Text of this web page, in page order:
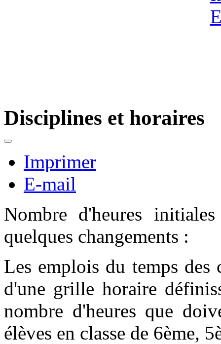
Disciplines et horaires
Imprimer
E-mail
Nombre d'heures
quelques changements :
Les emplois du temps
d'une grille horaire
nombre d'heures que
élèves en classe de 6ème,